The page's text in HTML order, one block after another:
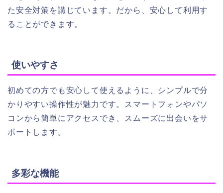
た安全対策を講じています。だから、安心して利用す
ることができます。
使いやすさ
初めての方でも安心して使えるように、シンプルで分
かりやすい操作性が魅力です。スマートフォンやパソ
コンから簡単にアクセスでき、スムーズに出会いをサ
ポートします。
多彩な機能